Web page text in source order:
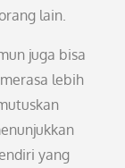
lain.
juga bisa
lebih
yang